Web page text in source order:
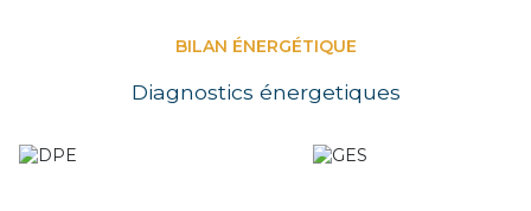
BILAN ÉNERGÉTIQUE
Diagnostics énergetiques